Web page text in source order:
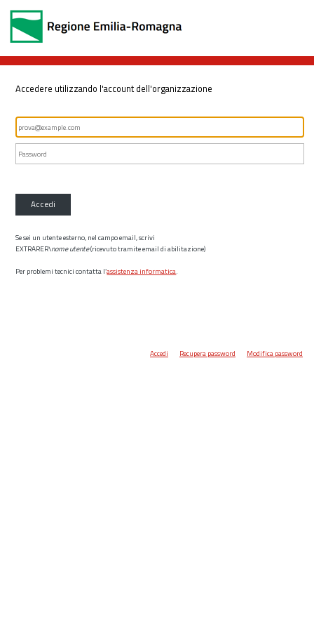
Accedere utilizzando l'account dell'organizzazione
Accedi
Se sei un utente esterno, nel campo email, scrivi
EXTRARER\nome utente(ricevuto tramite email di abilitazione)
Per problemi tecnici contatta l’assistenza informatica.
Accedi Recupera password Modifica password